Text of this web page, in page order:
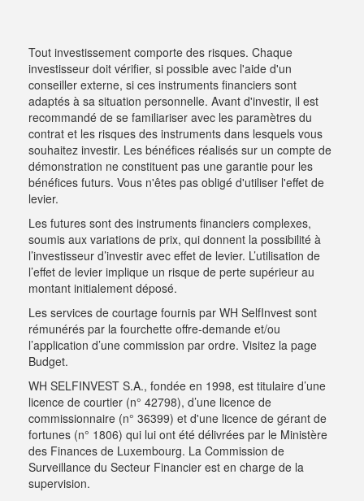
Tout investissement comporte des risques. Chaque
investisseur doit vérifier, si possible avec l'aide d'un
conseiller externe, si ces instruments financiers sont
adaptés à sa situation personnelle. Avant d'investir, il est
recommandé de se familiariser avec les paramètres du
contrat et les risques des instruments dans lesquels vous
souhaitez investir. Les bénéfices réalisés sur un compte de
démonstration ne constituent pas une garantie pour les
bénéfices futurs. Vous n'êtes pas obligé d'utiliser l'effet de
levier.
Les futures sont des instruments financiers complexes,
soumis aux variations de prix, qui donnent la possibilité à
l’investisseur d’investir avec effet de levier. L’utilisation de
l’effet de levier implique un risque de perte supérieur au
montant initialement déposé.
Les services de courtage fournis par WH SelfInvest sont
rémunérés par la fourchette offre-demande et/ou
l’application d’une commission par ordre. Visitez la page
Budget.
WH SELFINVEST S.A., fondée en 1998, est titulaire d’une
licence de courtier (n° 42798), d’une licence de
commissionnaire (n° 36399) et d'une licence de gérant de
fortunes (n° 1806) qui lui ont été délivrées par le Ministère
des Finances de Luxembourg. La Commission de
Surveillance du Secteur Financier est en charge de la
supervision.